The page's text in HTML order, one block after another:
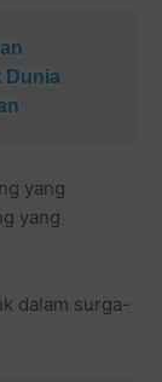
Dunia
yang
yang
dalam surga-